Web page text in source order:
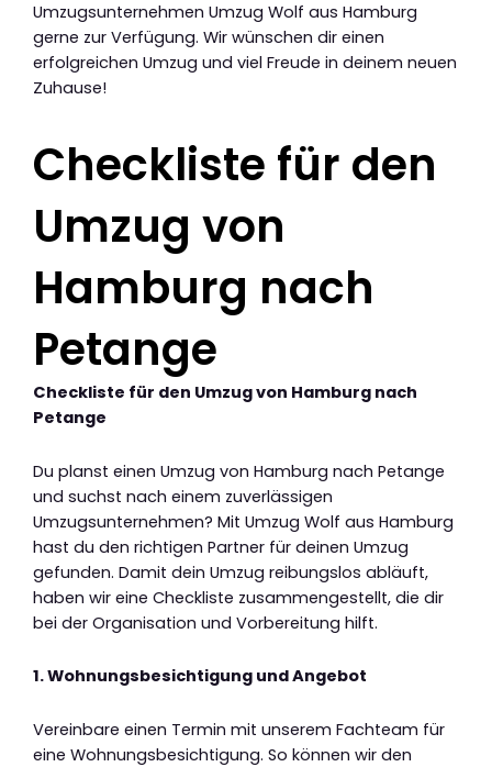
Umzugsunternehmen Umzug Wolf aus Hamburg
gerne zur Verfügung. Wir wünschen dir einen
erfolgreichen Umzug und viel Freude in deinem neuen
Zuhause!
Checkliste für den
Umzug von
Hamburg nach
Petange
Checkliste für den Umzug von Hamburg nach
Petange
Du planst einen Umzug von Hamburg nach Petange
und suchst nach einem zuverlässigen
Umzugsunternehmen? Mit Umzug Wolf aus Hamburg
hast du den richtigen Partner für deinen Umzug
gefunden. Damit dein Umzug reibungslos abläuft,
haben wir eine Checkliste zusammengestellt, die dir
bei der Organisation und Vorbereitung hilft.
1. Wohnungsbesichtigung und Angebot
Vereinbare einen Termin mit unserem Fachteam für
eine Wohnungsbesichtigung. So können wir den